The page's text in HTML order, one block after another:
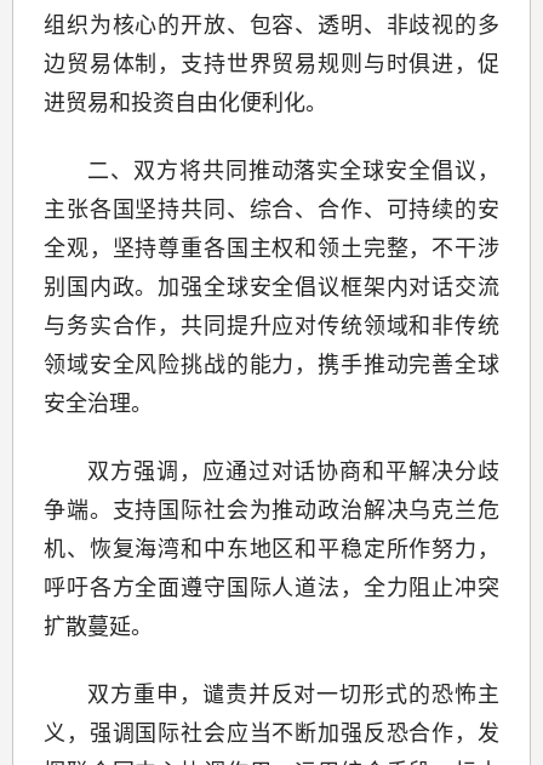
组织为核心的开放、包容、透明、非歧视的多
边贸易体制，支持世界贸易规则与时俱进，促
进贸易和投资自由化便利化。
二、双方将共同推动落实全球安全倡议，
主张各国坚持共同、综合、合作、可持续的安
全观，坚持尊重各国主权和领土完整，不干涉
别国内政。加强全球安全倡议框架内对话交流
与务实合作，共同提升应对传统领域和非传统
领域安全风险挑战的能力，携手推动完善全球
安全治理。
双方强调，应通过对话协商和平解决分歧
争端。支持国际社会为推动政治解决乌克兰危
机、恢复海湾和中东地区和平稳定所作努力，
呼吁各方全面遵守国际人道法，全力阻止冲突
扩散蔓延。
双方重申，谴责并反对一切形式的恐怖主
义，强调国际社会应当不断加强反恐合作，发